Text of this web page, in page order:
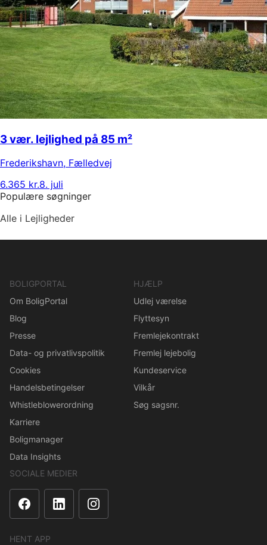
3 vær. lejlighed på 85 m²
Frederikshavn, Fælledvej
6.365 kr.8. juli
Populære søgninger
Alle i Lejligheder
BOLIGPORTAL
Om BoligPortal
Blog
Presse
Data- og privatlivspolitik
Cookies
Handelsbetingelser
Whistleblowerordning
Karriere
Boligmanager
Data Insights
HJÆLP
Udlej værelse
Flyttesyn
Fremlejekontrakt
Fremlej lejebolig
Kundeservice
Vilkår
Søg sagsnr.
SOCIALE MEDIER
HENT APP